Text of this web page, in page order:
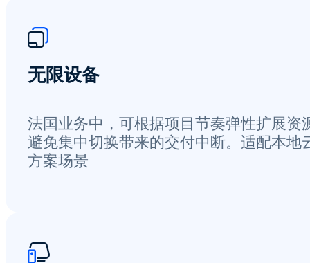
无限设备
法国业务中，可根据项目节奏弹性扩展资
避免集中切换带来的交付中断。适配本地
方案场景